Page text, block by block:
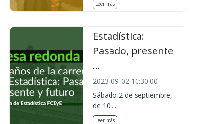
Leer más
Estadística:
Pasado, presente
...
2023-09-02 10:30:00
Sábado 2 de septiembre,
de 10....
Leer más